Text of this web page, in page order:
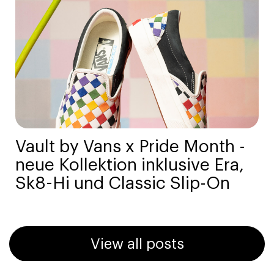
Vault by Vans x Pride Month -
neue Kollektion inklusive Era,
Sk8-Hi und Classic Slip-On
View all posts